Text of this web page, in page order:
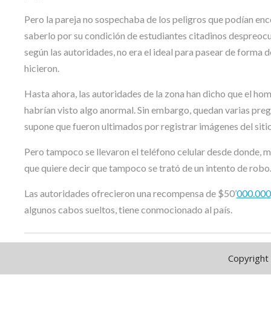
Pero la pareja no sospechaba de los peligros que podían
saberlo por su condición de estudiantes citadinos
según las autoridades, no era el ideal para pasear de forma
hicieron.
Hasta ahora, las autoridades de la zona han dicho que el
habrían visto algo anormal. Sin embargo, quedan varias
supone que fueron ultimados por registrar imágenes del
Pero tampoco se llevaron el teléfono celular desde donde,
que quiere decir que tampoco se trató de un intento de robo.
Las autoridades ofrecieron una recompensa de $50’000.000
algunos cabos sueltos, tiene conmocionado al país.
Copyright